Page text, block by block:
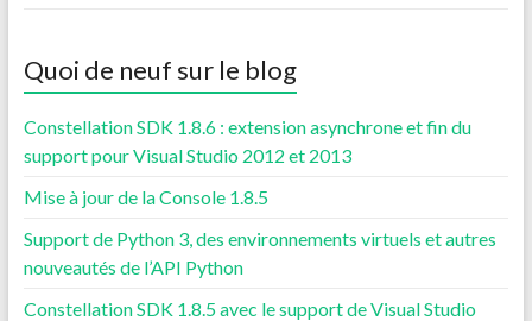
Quoi de neuf sur le blog
Constellation SDK 1.8.6 : extension asynchrone et fin du
support pour Visual Studio 2012 et 2013
Mise à jour de la Console 1.8.5
Support de Python 3, des environnements virtuels et autres
nouveautés de l’API Python
Constellation SDK 1.8.5 avec le support de Visual Studio